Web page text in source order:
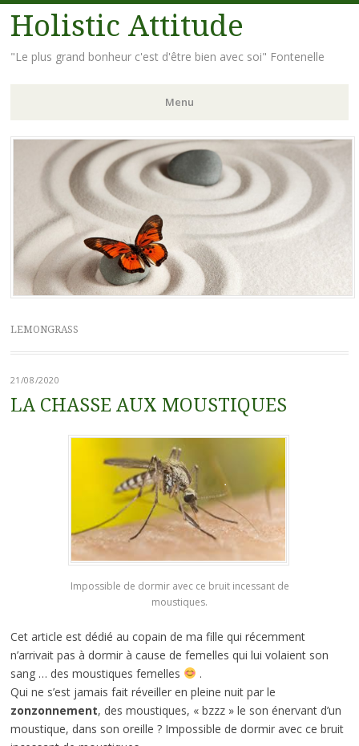
Holistic Attitude
"Le plus grand bonheur c'est d'être bien avec soi" Fontenelle
Menu
Aller
principal
LEMONGRASS
21/08/2020
LA CHASSE AUX MOUSTIQUES
Impossible de dormir avec ce bruit incessant de
moustiques.
Cet article est dédié au copain de ma fille qui récemment
n’arrivait pas à dormir à cause de femelles qui lui volaient son
sang … des moustiques femelles
.
Qui ne s’est jamais fait réveiller en pleine nuit par le
zonzonnement, des moustiques, « bzzz » le son énervant d’un
moustique, dans son oreille ? Impossible de dormir avec ce bruit